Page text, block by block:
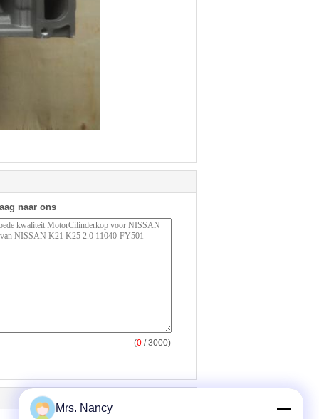
naar ons
(0 / 3000)
Mrs. Nancy